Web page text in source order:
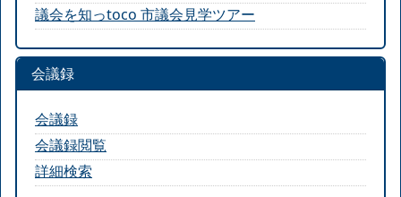
議会を知っtoco 市議会見学ツアー
会議録
会議録
会議録閲覧
詳細検索